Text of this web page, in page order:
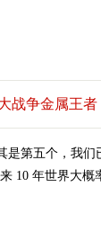
战争金属王
第五个，我
年世界大